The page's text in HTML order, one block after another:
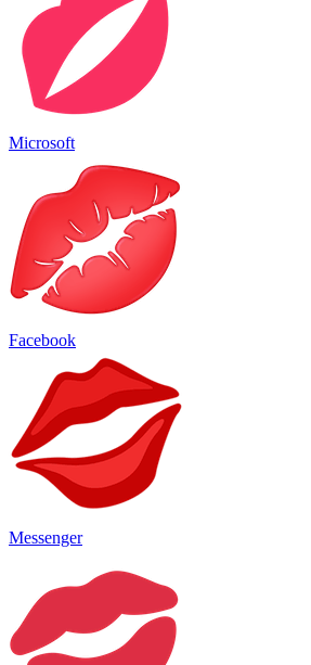
Microsoft
Facebook
Messenger